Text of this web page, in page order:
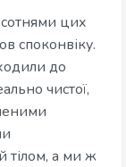
цих
споконвіку.
до
чистої,
тілом, а ми ж